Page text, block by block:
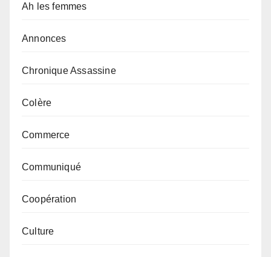
Ah les femmes
Annonces
Chronique Assassine
Colère
Commerce
Communiqué
Coopération
Culture